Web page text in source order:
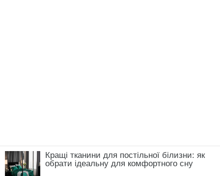
Кращі тканини для постільної білизни: як
обрати ідеальну для комфортного сну